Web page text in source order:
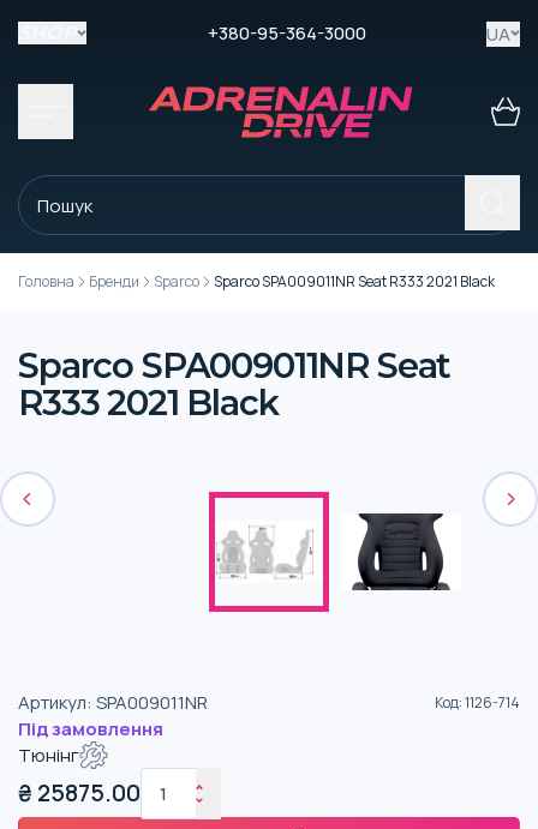
+380-95-364-3000 UA
Головна Бренди Sparco Sparco SPA009011NR Seat R333 2021 Black
Sparco SPA009011NR Seat
R333 2021 Black
Артикул: SPA009011NR Код:1126-714
Під замовлення
Тюнінг
₴ 25875.00